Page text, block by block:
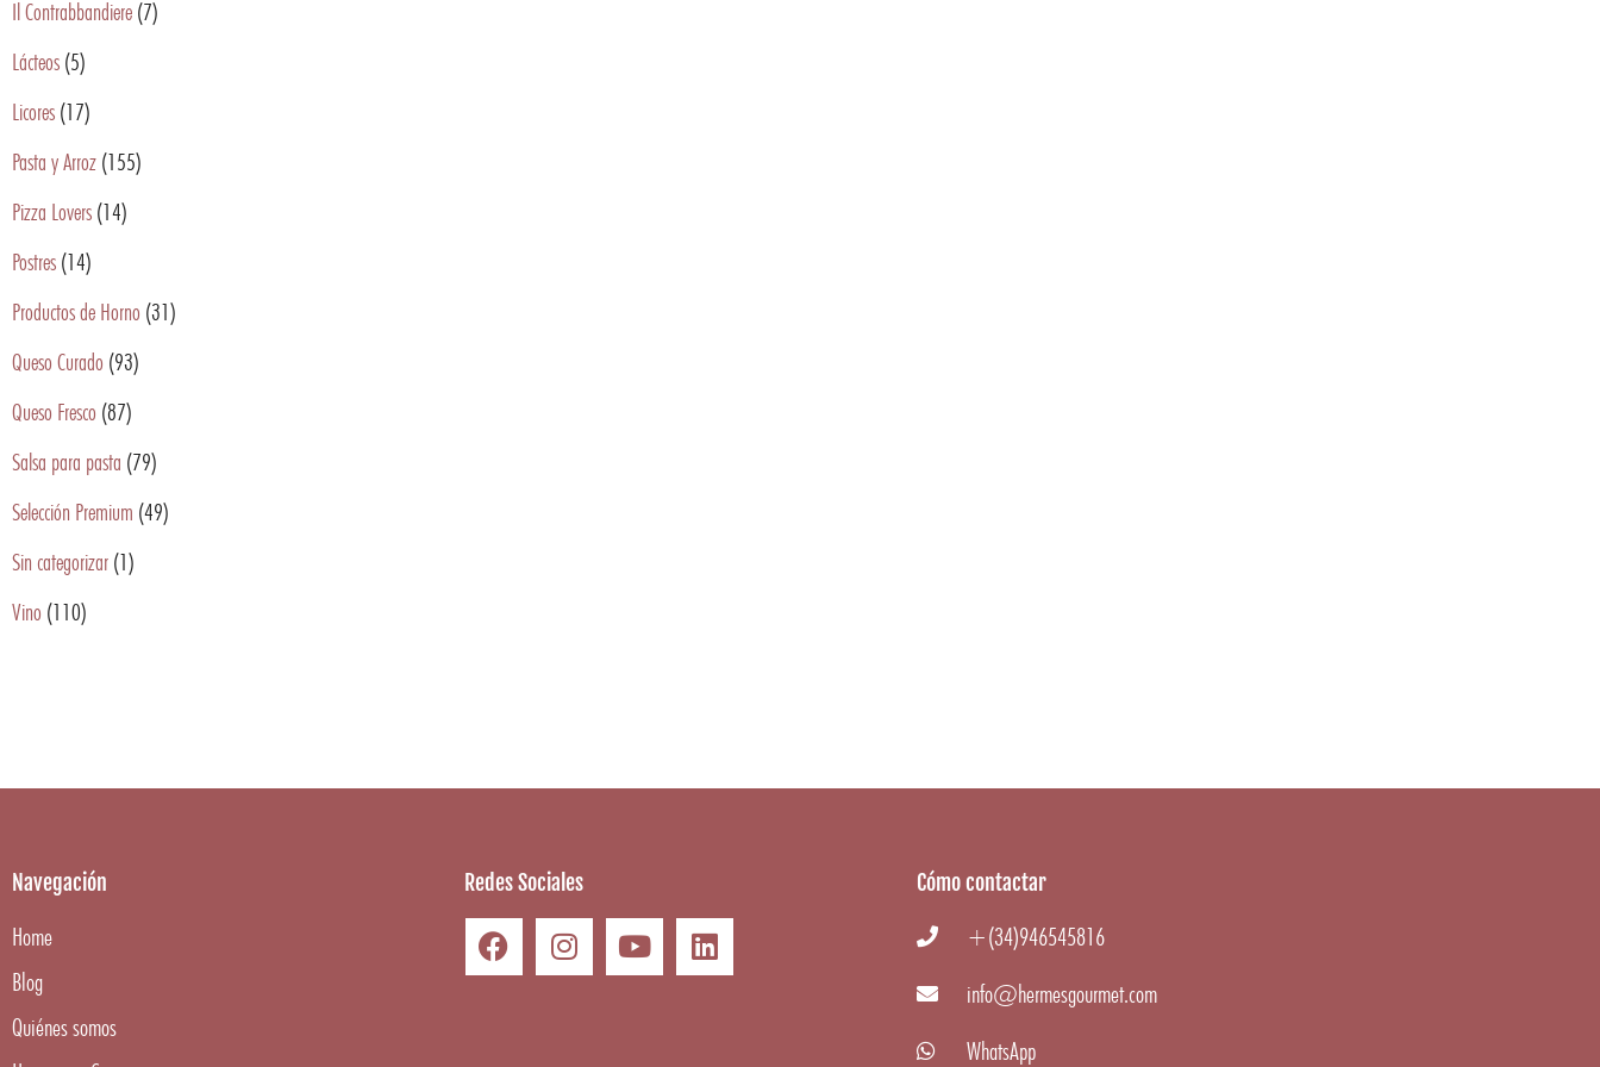
Il Contrabbandiere (7)
Lácteos (5)
Licores (17)
Pasta y Arroz (155)
Pizza Lovers (14)
Postres (14)
Productos de Horno (31)
Queso Curado (93)
Queso Fresco (87)
Salsa para pasta (79)
Selección Premium (49)
Sin categorizar (1)
Vino (110)
Navegación
Home
Blog
Quiénes somos
Redes Sociales Cómo contactar
+(34)946545816
info@hermesgourmet.com
WhatsApp